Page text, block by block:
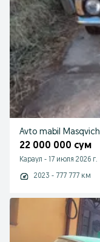
Avto mabil Masqvich
22 000 000 сум
Караул - 17 июля 2026 г.
2023 - 777 777 км